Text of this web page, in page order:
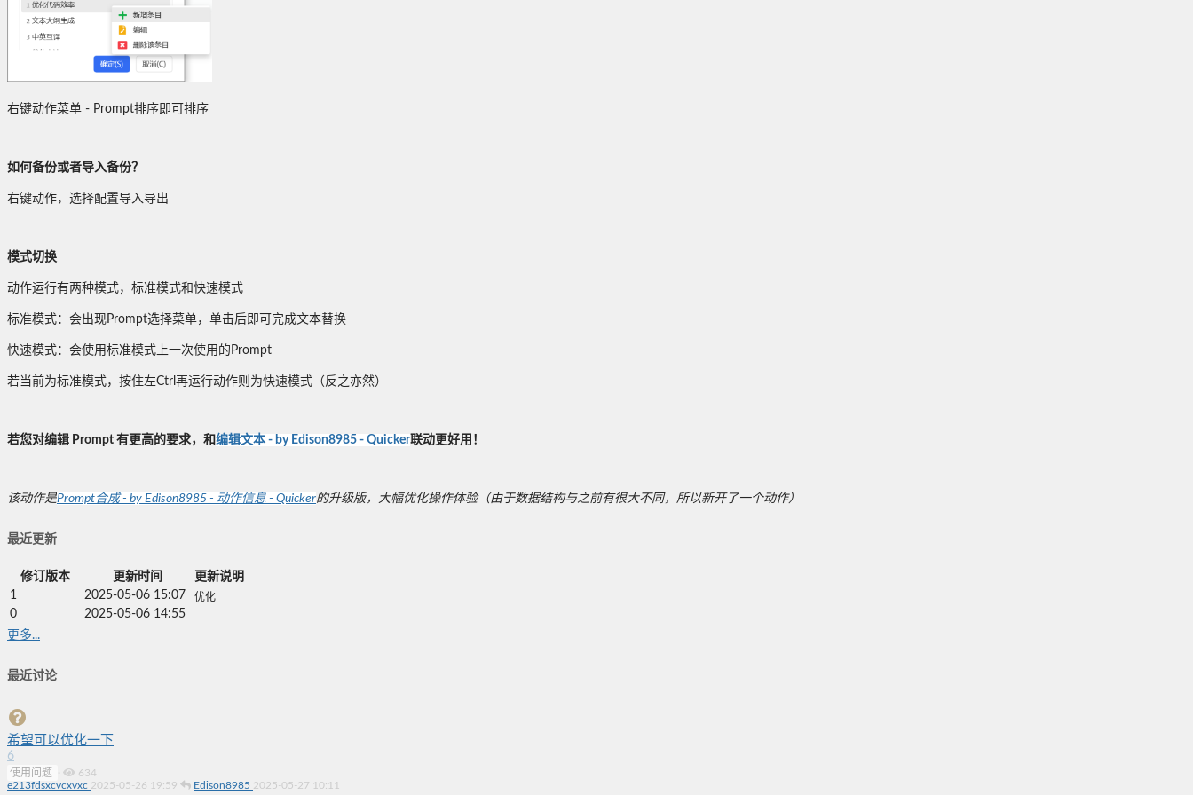
右键动作菜单 - Prompt排序即可排序
如何备份或者导入备份？
右键动作，选择配置导入导出
模式切换
动作运行有两种模式，标准模式和快速模式
标准模式：会出现Prompt选择菜单，单击后即可完成文本替换
快速模式：会使用标准模式上一次使用的Prompt
若当前为标准模式，按住左Ctrl再运行动作则为快速模式（反之亦然）
若您对编辑 Prompt 有更高的要求，和编辑文本 - by Edison8985 - Quicker联动更好用！
该动作是Prompt合成 - by Edison8985 - 动作信息 - Quicker的升级版，大幅优化操作体验（由于数据结构与之前有很大不同，所以新开了一个动作）
最近更新
修订版本 更新时间
更新说明
1
2025-05-06 15:07 优化
0
2025-05-06 14:55
更多...
最近讨论
希望可以优化一下
6
使用问题 ·
634
e213fdsxcvcxvxc 2025-05-26 19:59 Edison8985 2025-05-27 10:11